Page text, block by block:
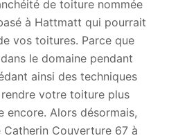
de toiture nommée
à Hattmatt qui pourrait
vos toitures. Parce que
le domaine pendant
ainsi des techniques
votre toiture plus
encore. Alors désormais,
Catherin Couverture 67 à